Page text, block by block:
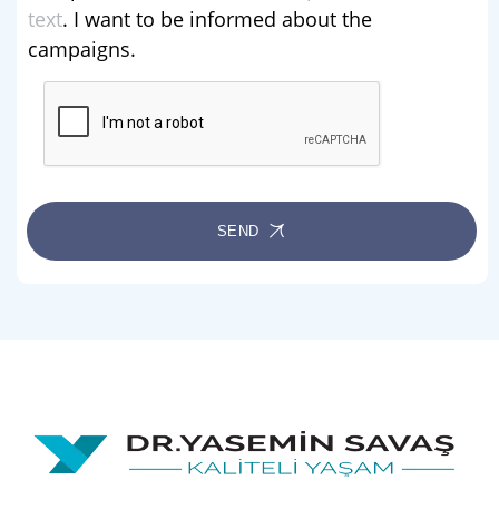
text. I want to be informed about the
campaigns.
SEND